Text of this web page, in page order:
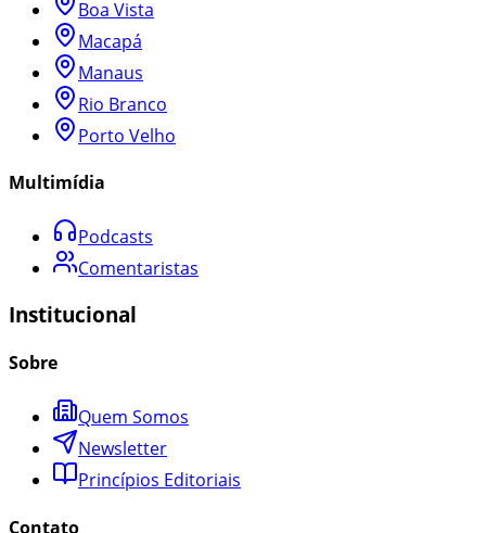
Boa Vista
Macapá
Manaus
Rio Branco
Porto Velho
Multimídia
Podcasts
Comentaristas
Institucional
Sobre
Quem Somos
Newsletter
Princípios Editoriais
Contato